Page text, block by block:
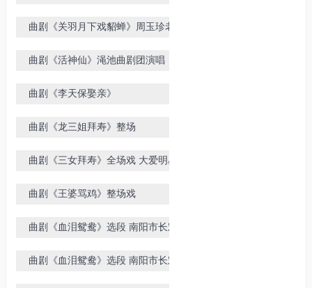
曲剧《关羽月下戏貂蝉》周玉珍老师
曲剧《活神仙》渑池曲剧团演唱
曲剧《李天保娶亲》
曲剧《龙三姐拜寿》整场
曲剧《三女拜寿》全场戏 大爱明星
曲剧《王婆骂鸡》整场戏
曲剧《血泪鸳鸯》选段 南阳市长宏
曲剧《血泪鸳鸯》选段 南阳市长宏